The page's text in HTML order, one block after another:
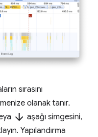
sırasını
olanak tanır.
arrow_downward aşağı simgesini,
Yapılandırma